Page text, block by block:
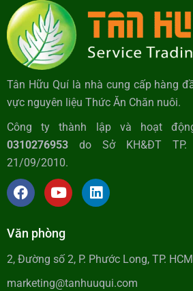
Tân Hữu Quí là nhà cung cấp hàng
vực nguyên liệu Thức Ăn Chăn nuôi.
Công ty thành lập và hoạt
0310276953 do Sở KH&ĐT TP.
21/09/2010.
Văn phòng
2, Đường số 2, P. Phước Long, TP.
marketing@tanhuuqui.com